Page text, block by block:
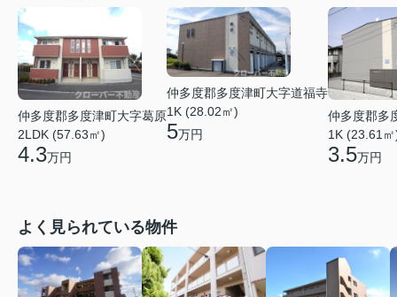
仲多度郡多度津町大字葛原
2LDK (57.63㎡)
4.3万円
仲多度郡多度津町大字道福寺
1K (28.02㎡)
5万円
仲多度郡多
1K (23.61
3.5万円
よく見られている物件